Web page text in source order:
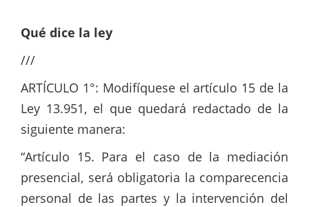
Qué dice la ley
///
ARTÍCULO 1°: Modifíquese el artículo 15 de la
Ley 13.951, el que quedará redactado de la
siguiente manera:
“Artículo 15. Para el caso de la mediación
presencial, será obligatoria la comparecencia
personal de las partes y la intervención del